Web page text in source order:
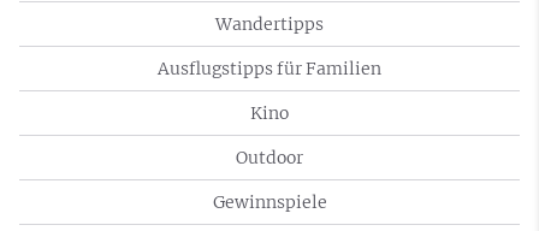
Wandertipps
Ausflugstipps für Familien
Kino
Outdoor
Gewinnspiele